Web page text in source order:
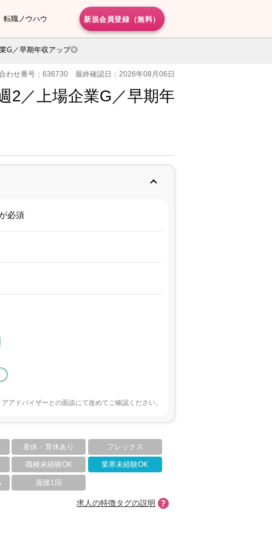
転職ノウハウ 新規会員登録（無料）
G／早期年収アップ◎
わせ番号：636730 最終確認日：2026年08月06日
2／上場企業G／早期年
必須
アドバイザーとの面談にて改めてご確認ください。
産休・育休あり フレックス
職種未経験OK 業界未経験OK
面接1回
求人の特徴タグの説明